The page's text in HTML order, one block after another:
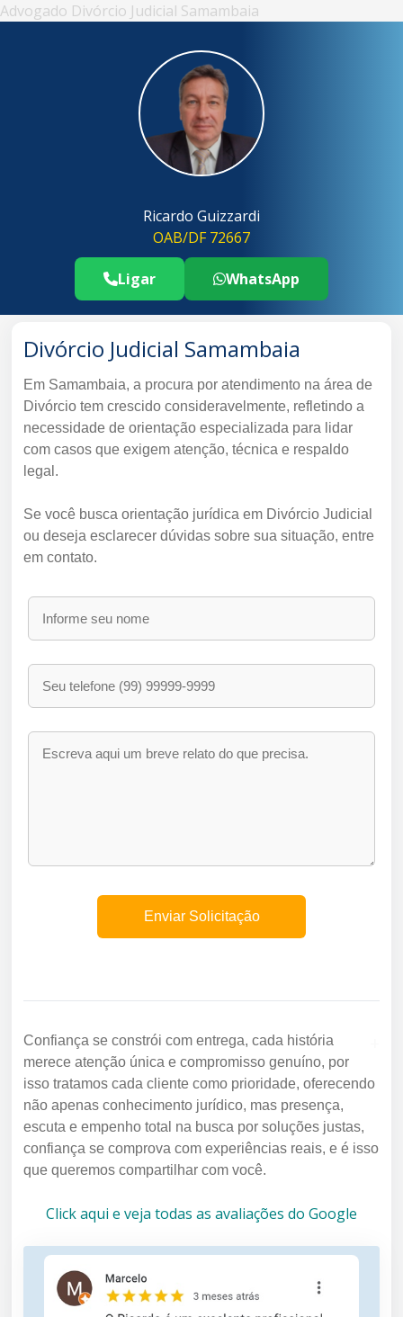
Advogado Divórcio Judicial Samambaia
Ricardo Guizzardi
OAB/DF 72667
Telefone Advogado Divórcio Judicial
Ligar ..
WhatsApp
Divórcio Judicial Samambaia
Em Samambaia, a procura por atendimento na área de
Divórcio tem crescido consideravelmente, refletindo a
necessidade de orientação especializada para lidar
com casos que exigem atenção, técnica e respaldo
legal.
Se você busca orientação jurídica em Divórcio Judicial
ou deseja esclarecer dúvidas sobre sua situação, entre
em contato.
Confiança se constrói com entrega, cada história
merece atenção única e compromisso genuíno, por
isso tratamos cada cliente como prioridade, oferecendo
não apenas conhecimento jurídico, mas presença,
escuta e empenho total na busca por soluções justas,
confiança se comprova com experiências reais, e é isso
que queremos compartilhar com você.
Click aqui e veja todas as avaliações do Google